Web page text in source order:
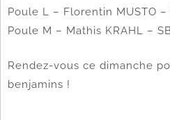
Poule L – Florentin MUSTO –
Poule M – Mathis KRAHL –
Rendez-vous ce dimanche
benjamins !